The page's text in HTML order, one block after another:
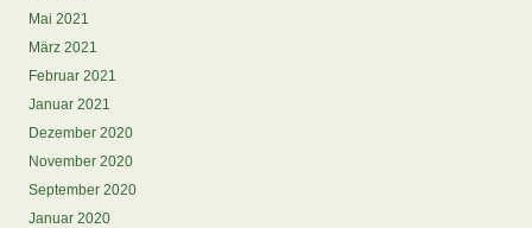
Mai 2021
März 2021
Februar 2021
Januar 2021
Dezember 2020
November 2020
September 2020
Januar 2020